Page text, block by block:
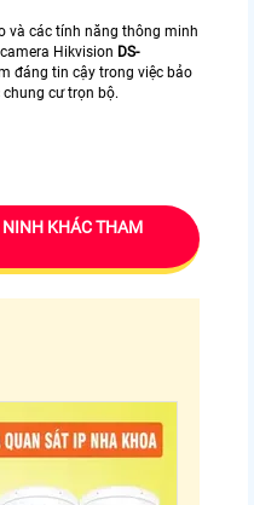
và các tính năng thông minh
Hikvision DS-
đáng tin cậy trong việc bảo
cư trọn bộ.
KHÁC THAM